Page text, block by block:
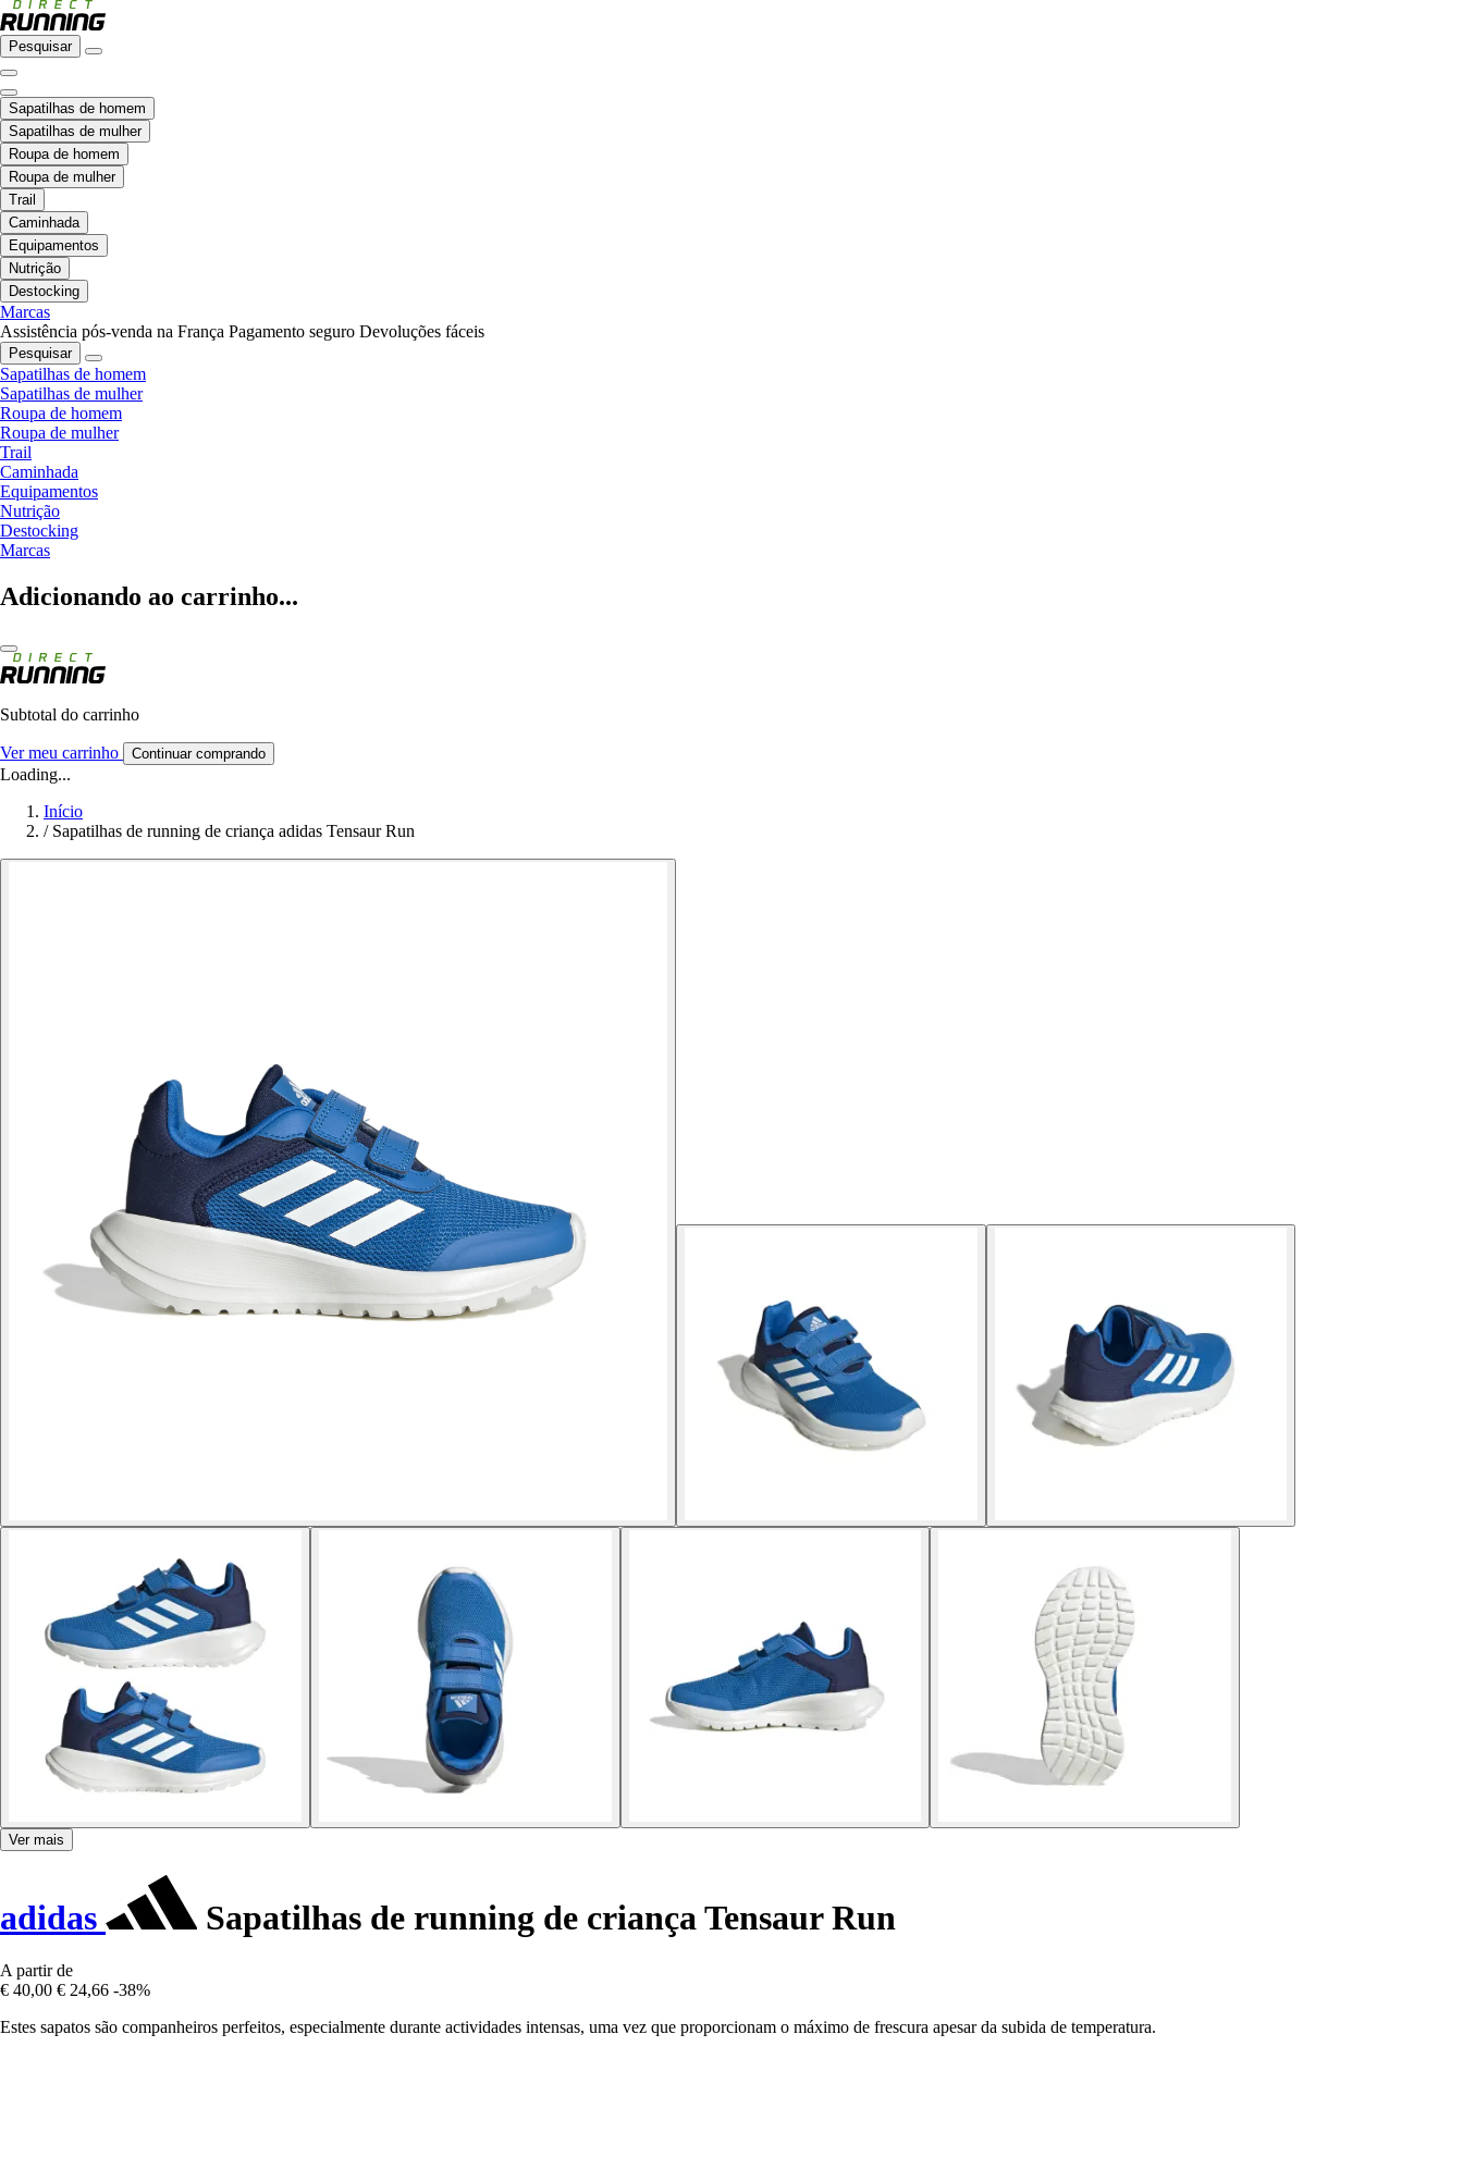
Pesquisar
Sapatilhas de homem
Sapatilhas de mulher
Roupa de homem
Roupa de mulher
Trail
Caminhada
Equipamentos
Nutrição
Destocking
Marcas
Assistência pós-venda na França Pagamento seguro Devoluções fáceis
Pesquisar
Sapatilhas de homem
Sapatilhas de mulher
Roupa de homem
Roupa de mulher
Trail
Caminhada
Equipamentos
Nutrição
Destocking
Marcas
Adicionando ao carrinho...
Subtotal do carrinho
Ver meu carrinho Continuar comprando
Loading...
Início
/ Sapatilhas de running de criança adidas Tensaur Run
Ver mais
adidas Sapatilhas de running de criança Tensaur Run
A partir de
€ 40,00 € 24,66 -38%
Estes sapatos são companheiros perfeitos, especialmente durante actividades intensas, uma vez que proporcionam o máximo de frescura apesar da subida de temperatura.